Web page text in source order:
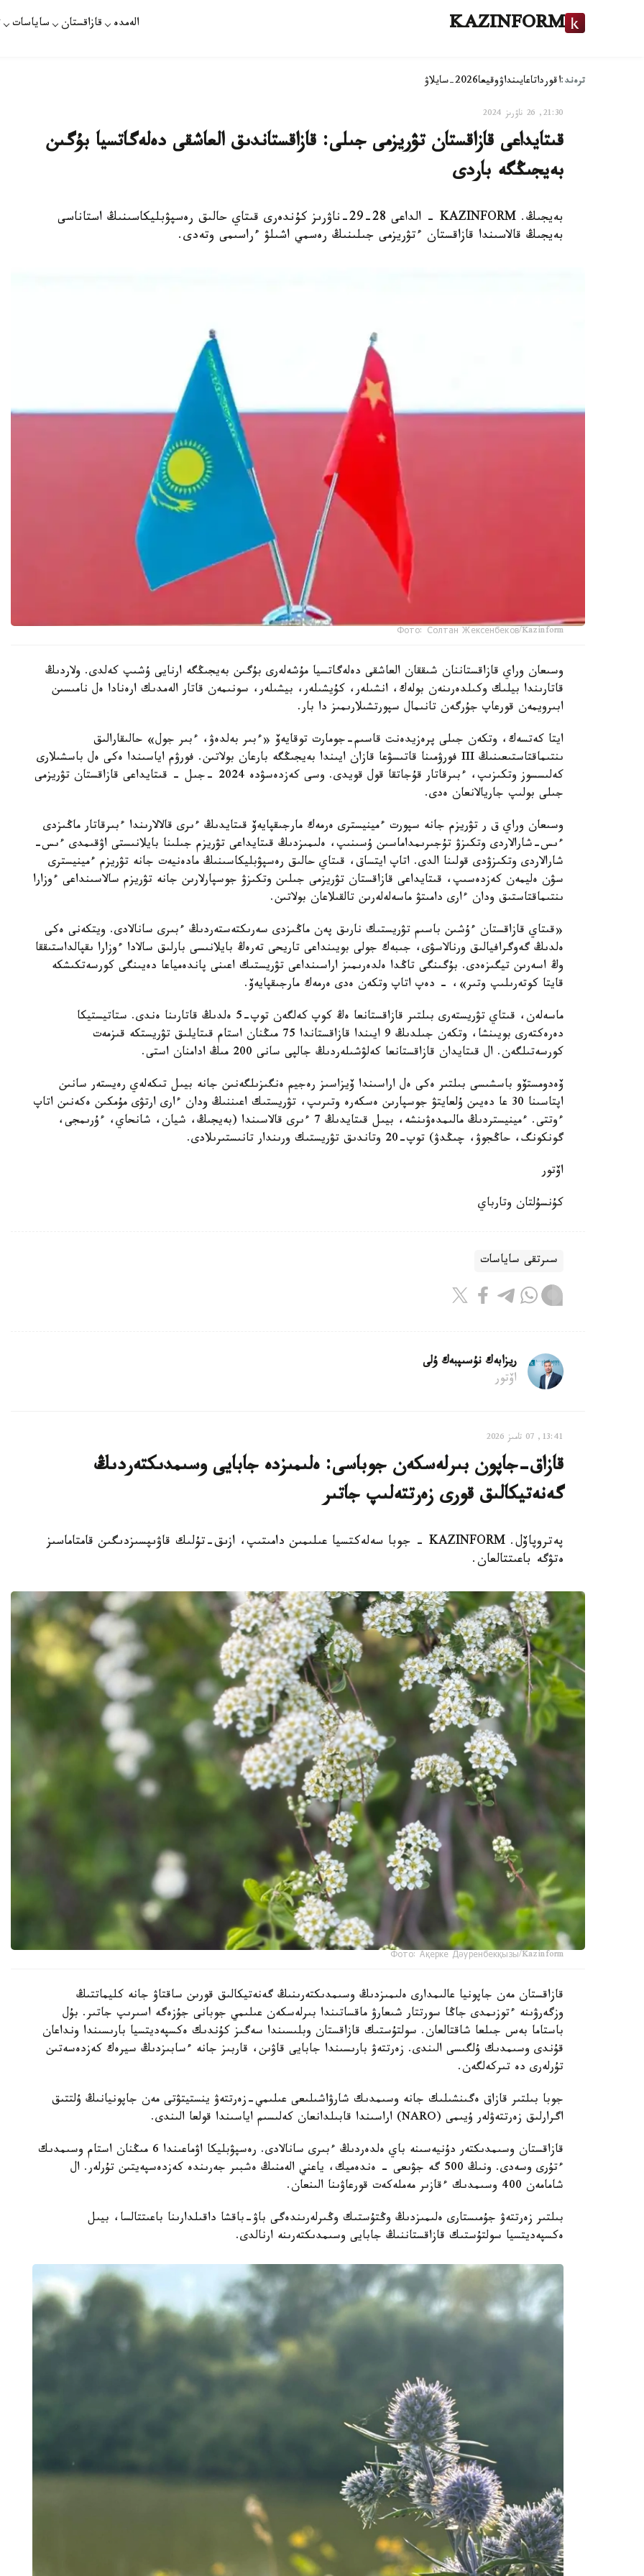
KAZINFORM الەمدە قازاقستان ساياسات
ترەند:اقورداتاعايىنداۋوقيعا2026-سايلاۋ
21:30, 26 ناۋرىز 2024
قىتايداعى قازاقستان تۋريزمى جىلى: قازاقستاندىق العاشقى دەلەگاتسيا بۇگىن
بەيجىڭگە باردى
بەيجىڭ. KAZINFORM - الداعى 28-29-ناۋرىز كۇندەرى قىتاي حالىق رەسپۋبليكاسىنىڭ استاناسى
بەيجىڭ قالاسىندا قازاقستان ءتۋريزمى جىلىنىڭ رەسمي اشىلۋ ءراسىمى وتەدى.
Фото: Солтан Жексенбеков/Kazinform
وسىعان وراي قازاقستاننان شىققان العاشقى دەلەگاتسيا مۇشەلەرى بۇگىن بەيجىڭگە ارنايى ۇشىپ كەلدى. ولاردىڭ
قاتارىندا بيلىك وكىلدەرىنەن بولەك، انشىلەر، كۇيشىلەر، بيشىلەر، سونىمەن قاتار الەمدىك ارەنادا ەل نامىسىن
ابىرويمەن قورعاپ جۇرگەن تانىمال سپورتشىلارىمىز دا بار.
ايتا كەتسەك، وتكەن جىلى پرەزيدەنت قاسىم-جومارت توقايەۆ «ءبىر بەلدەۋ، ءبىر جول» حالىقارالىق
ىنتىماقتاستىعىنىڭ III فورۋمىنا قاتىسۋعا قازان ايىندا بەيجىڭگە بارعان بولاتىن. فورۋم اياسىندا ەكى ەل باسشىلارى
كەلىسسوز وتكىزىپ، ءبىرقاتار قۇجاتقا قول قويدى. وسى كەزدەسۋدە 2024 -جىل - قىتايداعى قازاقستان تۋريزمى
جىلى بولىپ جاريالانعان ەدى.
وسىعان وراي ق ر تۋريزم جانە سپورت ءمينيسترى ەرمەك مارجىقپايەۆ قىتايدىڭ ءىرى قالالارىندا ءبىرقاتار ماڭىزدى
ءىس-شارالاردى وتكىزۋ تۇجىرىمداماسىن ۇسىنىپ، ەلىمىزدىڭ قىتايداعى تۋريزم جىلىنا بايلانىستى اۋقىمدى ءىس-
شارالاردى وتكىزۋدى قولىنا الدى. اتاپ ايتساق، قىتاي حالىق رەسپۋبليكاسىنىڭ مادەنيەت جانە تۋريزم ءمينيسترى
سۋن ەليمەن كەزدەسىپ، قىتايداعى قازاقستان تۋريزمى جىلىن وتكىزۋ جوسپارلارىن جانە تۋريزم سالاسىنداعى ءوزارا
ىنتىماقتاستىق ودان ءارى دامىتۋ ماسەلەلەرىن تالقىلاعان بولاتىن.
«قىتاي قازاقستان ءۇشىن باسىم تۋريستىك نارىق پەن ماڭىزدى سەرىكتەستەردىڭ ءبىرى سانالادى. ويتكەنى ەكى
ەلدىڭ گەوگرافيالىق ورنالاسۋى، جىبەك جولى بويىنداعى تاريحى تەرەڭ بايلانىسى بارلىق سالادا ءوزارا ىقپالداستىققا
وڭ اسەرىن تيگىزەدى. بۇگىنگى تاڭدا ەلدەرىمىز اراسىنداعى تۋريستىك اعىنى پاندەمياعا دەيىنگى كورسەتكىشكە
قايتا كوتەرىلىپ وتىر»، - دەپ اتاپ وتكەن ەدى ەرمەك مارجىقپايەۆ.
ماسەلەن، قىتاي تۋريستەرى بىلتىر قازاقستانعا ەڭ كوپ كەلگەن توپ-5 ەلدىڭ قاتارىنا ەندى. ستاتيستيكا
دەرەكتەرى بويىنشا، وتكەن جىلدىڭ 9 ايىندا قازاقستاندا 75 مىڭنان استام قىتايلىق تۋريستكە قىزمەت
كورسەتىلگەن. ال قىتايدان قازاقستانعا كەلۋشىلەردىڭ جالپى سانى 200 مىڭ ادامنان استى.
ۆەدومستۆو باسشىسى بىلتىر ەكى ەل اراسىندا ۆيزاسىز رەجيم ەنگىزىلگەنىن جانە بيىل تىكەلەي رەيستەر سانىن
اپتاسىنا 30 عا دەيىن ۇلعايتۋ جوسپارىن ەسكەرە وتىرىپ، تۋريستىك اعىننىڭ ودان ءارى ارتۋى مۇمكىن ەكەنىن اتاپ
ءوتتى. ءمينيستردىڭ مالىمدەۋىنشە، بيىل قىتايدىڭ 7 ءىرى قالاسىندا (بەيجىڭ، شيان، شانحاي، ءۇرىمجى،
گونكونگ، حاڭجوۋ، چىڭدۋ) توپ-20 وتاندىق تۋريستىك ورىندار تانىستىرىلادى.
اۆتور
كۇنسۇلتان وتارباي
سىرتقى ساياسات
ريزابەك نۇسىپبەك ۇلى
اۆتور
13:41, 07 تامىز 2026
قازاق-جاپون بىرلەسكەن جوباسى: ەلىمىزدە جابايى وسىمدىكتەردىڭ
گەنەتيكالىق قورى زەرتتەلىپ جاتىر
پەتروپاۆل. KAZINFORM - جوبا سەلەكتسيا عىلىمىن دامىتىپ، ازىق-تۇلىك قاۋىپسىزدىگىن قامتاماسىز
ەتۋگە باعىتتالعان.
Фото: Ақерке Дәуренбекқызы/Kazinform
قازاقستان مەن جاپونيا عالىمدارى ەلىمىزدىڭ وسىمدىكتەرىنىڭ گەنەتيكالىق قورىن ساقتاۋ جانە كليماتتىڭ
وزگەرۋىنە ءتوزىمدى جاڭا سورتتار شىعارۋ ماقساتىندا بىرلەسكەن عىلىمي جوبانى جۇزەگە اسىرىپ جاتىر. بۇل
باستاما بەس جىلعا شاقتالعان. سولتۇستىك قازاقستان وبلىسىندا سەگىز كۇندىك ەكسپەديتسيا بارىسىندا ونداعان
قۇندى وسىمدىك ۇلگىسى الىندى. زەرتتەۋ بارىسىندا جابايى قاۋىن، قاربىز جانە ءسابىزدىڭ سيرەك كەزدەسەتىن
تۇرلەرى دە تىركەلگەن.
جوبا بىلتىر قازاق ەگىنشىلىك جانە وسىمدىك شارۋاشىلىعى عىلىمي-زەرتتەۋ ينستيتۋتى مەن جاپونيانىڭ ۇلتتىق
اگرارلىق زەرتتەۋلەر ۇيىمى (NARO) اراسىندا قابىلدانعان كەلىسىم اياسىندا قولعا الىندى.
قازاقستان وسىمدىكتەر دۇنيەسىنە باي ەلدەردىڭ ءبىرى سانالادى. رەسپۋبليكا اۋماعىندا 6 مىڭنان استام وسىمدىك
ءتۇرى وسەدى. ونىڭ 500 گە جۋىعى - ەندەميك، ياعني الەمنىڭ ەشبىر جەرىندە كەزدەسپەيتىن تۇرلەر. ال
شامامەن 400 وسىمدىك ءقازىر مەملەكەت قورعاۋىنا الىنعان.
بىلتىر زەرتتەۋ جۇمىستارى ەلىمىزدىڭ وڭتۇستىك وڭىرلەرىندەگى باۋ-باقشا داقىلدارىنا باعىتتالسا، بيىل
ەكسپەديتسيا سولتۇستىك قازاقستاننىڭ جابايى وسىمدىكتەرىنە ارنالدى.